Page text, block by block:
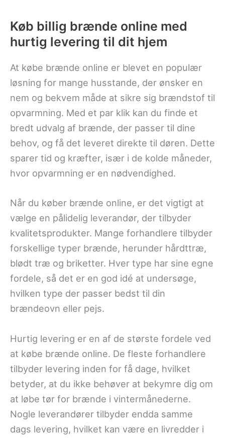
Køb billig brænde online med
hurtig levering til dit hjem
At købe brænde online er blevet en populær
løsning for mange husstande, der ønsker en
nem og bekvem måde at sikre sig brændstof til
opvarmning. Med et par klik kan du finde et
bredt udvalg af brænde, der passer til dine
behov, og få det leveret direkte til døren. Dette
sparer tid og kræfter, især i de kolde måneder,
hvor opvarmning er en nødvendighed.
Når du køber brænde online, er det vigtigt at
vælge en pålidelig leverandør, der tilbyder
kvalitetsprodukter. Mange forhandlere tilbyder
forskellige typer brænde, herunder hårdttræ,
blødt træ og briketter. Hver type har sine egne
fordele, så det er en god idé at undersøge,
hvilken type der passer bedst til din
brændeovn eller pejs.
Hurtig levering er en af de største fordele ved
at købe brænde online. De fleste forhandlere
tilbyder levering inden for få dage, hvilket
betyder, at du ikke behøver at bekymre dig om
at løbe tør for brænde i vintermånederne.
Nogle leverandører tilbyder endda samme
dags levering, hvilket kan være en livredder i